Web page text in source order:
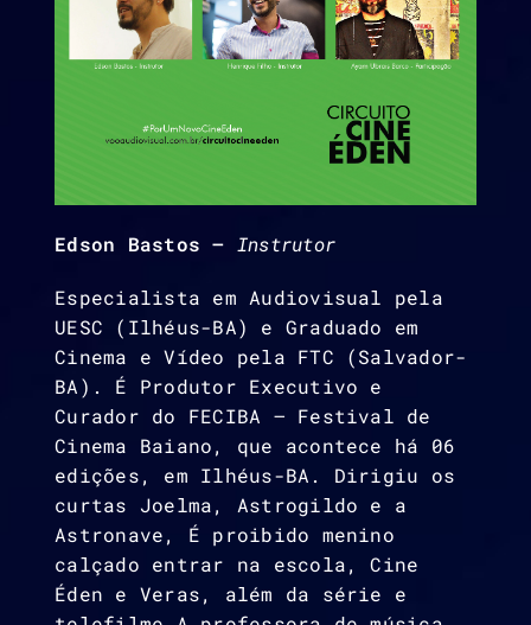
Edson Bastos – Instrutor
Especialista em Audiovisual pela
UESC (Ilhéus-BA) e Graduado em
Cinema e Vídeo pela FTC (Salvador-
BA). É Produtor Executivo e
Curador do FECIBA – Festival de
Cinema Baiano, que acontece há 06
edições, em Ilhéus-BA. Dirigiu os
curtas Joelma, Astrogildo e a
Astronave, É proibido menino
calçado entrar na escola, Cine
Éden e Veras, além da série e